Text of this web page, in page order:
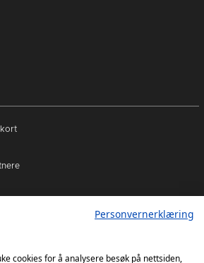
Personvernerklæring
cookies for å analysere besøk på nettsiden,